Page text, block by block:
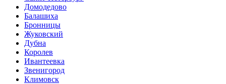
Домодедово
Балашиха
Бронницы
Жуковский
Дубна
Королев
Ивантеевка
Звенигород
Климовск